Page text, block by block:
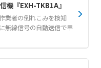
機『EXH-TKB1A』
業者の倒れこみを検知
無線信号の自動送信で早